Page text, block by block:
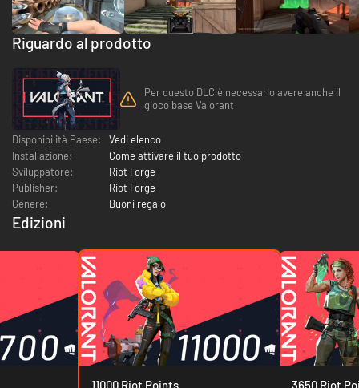
Riguardo al prodotto
Per questo DLC è necessario avere anche il
gioco base Valorant
Disponibilità Paese:
Vedi elenco
Installazione:
Come attivare il tuo prodotto
Sviluppatore:
Riot Forge
Publisher:
Riot Forge
Genere:
Buoni regalo
Edizioni
11000 Riot Points 3650 Riot